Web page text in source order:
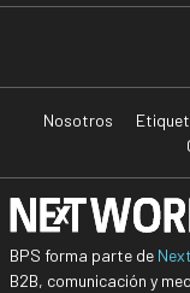
Nosotros
BPS forma parte de
B2B, comunicación y